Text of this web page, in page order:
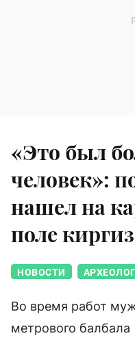
«Это был
человек»:
нашел на
поле
НОВОСТИ
Во время работ
метрового балбала